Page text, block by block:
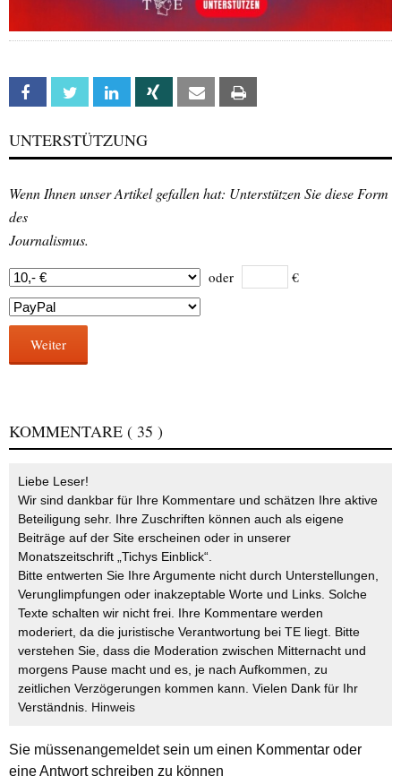
Facebook Twitter Linkedin Xing Email
UNTERSTÜTZUNG
Wenn Ihnen unser Artikel gefallen hat: Unterstützen Sie diese Form
des
Journalismus.
oder €
Weiter
KOMMENTARE ( 35 )
Liebe Leser!
Wir sind dankbar für Ihre Kommentare und schätzen Ihre aktive
Beteiligung sehr. Ihre Zuschriften können auch als eigene
Beiträge auf der Site erscheinen oder in unserer
Monatszeitschrift „Tichys Einblick“.
Bitte entwerten Sie Ihre Argumente nicht durch Unterstellungen,
Verunglimpfungen oder inakzeptable Worte und Links. Solche
Texte schalten wir nicht frei. Ihre Kommentare werden
moderiert, da die juristische Verantwortung bei TE liegt. Bitte
verstehen Sie, dass die Moderation zwischen Mitternacht und
morgens Pause macht und es, je nach Aufkommen, zu
zeitlichen Verzögerungen kommen kann. Vielen Dank für Ihr
Verständnis. Hinweis
Sie müssenangemeldetsein um einen Kommentar oder
eine Antwort schreiben zu können